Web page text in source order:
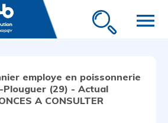
menu
employe en poissonnerie
Plouguer (29) - Actual
A CONSULTER